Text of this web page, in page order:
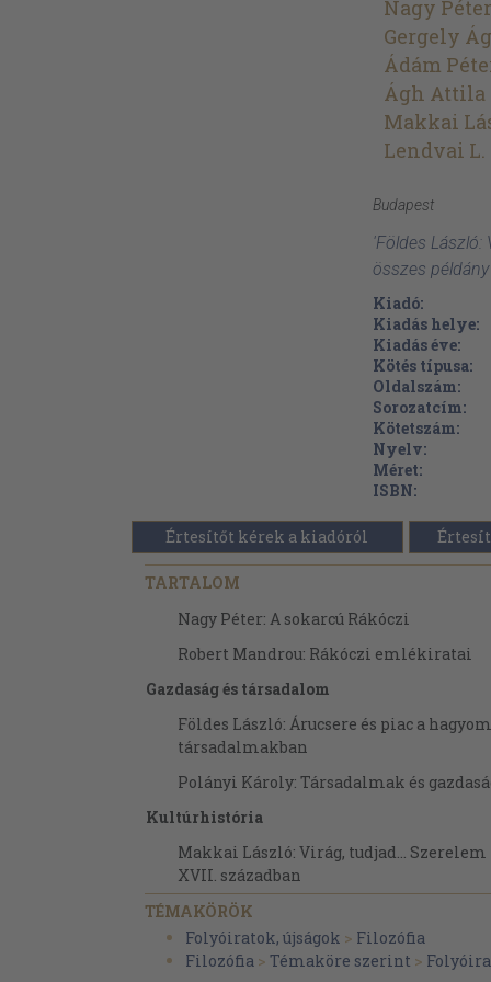
Nagy Péter
Gergely
Ádám
Ágh Attila
Makkai
Lendvai L.
Budapest
'Földes
összes példány
Kiadó:
Kiadás helye:
Kiadás éve:
Kötés típusa:
Oldalszám:
Sorozatcím:
Kötetszám:
Nyelv:
Méret:
ISBN:
Értesítőt kérek a kiadóról
TARTALOM
Nagy Péter: A sokarcú Rákóczi
Robert Mandrou: Rákóczi emlékiratai
Gazdaság és társadalom
Földes László: Árucsere és piac a
társadalmakban
Polányi Károly: Társadalmak és
Kultúrhistória
Makkai László: Virág, tudjad...
XVII. században
Ádám Péter: "Udvari szerelem" és
Krónika
TÉMAKÖRÖK
Folyóiratok, újságok > Filozófia
Filozófia > Témaköre szerint >